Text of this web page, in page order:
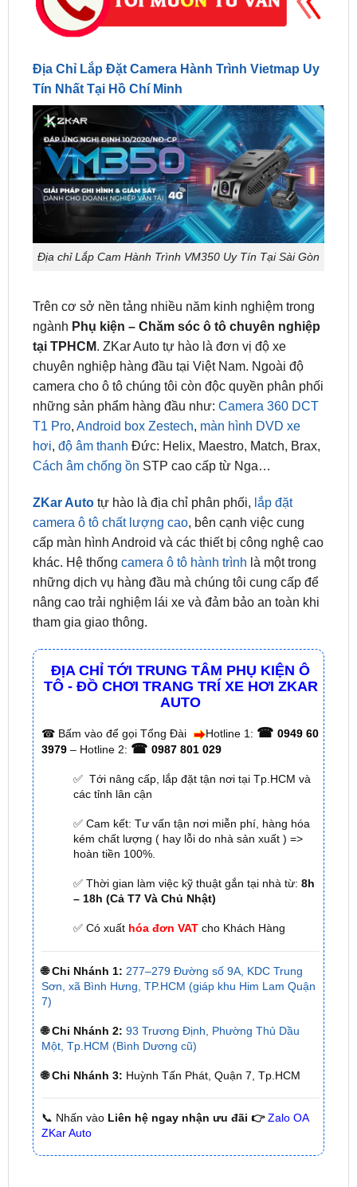
Địa Chỉ Lắp Đặt Camera Hành Trình Vietmap Uy
Địa chỉ Lắp Cam Hành Trình VM350 Uy Tín Tại Sài Gòn
Trên cơ sở nền tảng nhiều năm kinh nghiệm trong
tại TPHCM . ZKar Auto tự hào là đơn vị độ xe
chuyên nghiệp hàng đầu tại Việt Nam. Ngoài độ
camera cho ô tô chúng tôi còn độc quyền phân phối
những sản phẩm hàng đầu như: Camera 360 DCT
T1 Pro, Android box Zestech,màn hình DVD xe
hơi,độ âm thanhĐức: Helix, Maestro, Match, Brax,
Cách âm chống ồnSTP cao cấp từ Nga…
ZKar Autotự hào là địa chỉ phân phối,lắp đặt
cấp màn hình Android và các thiết bị công nghệ cao
khác. Hệ thốngcamera ô tô hành trình là một trong
những dịch vụ hàng đầu mà chúng tôi cung cấp để
nâng cao trải nghiệm lái xe và đảm bảo an toàn khi
tham gia giao thông.
ĐỊA CHỈ TỚI TRUNG TÂM PHỤ KIỆN Ô
☎Bấm vào để gọi Tổng Đài Hotline 1:☎ 0949 60
0987 801 029
✅ Tới nâng cấp, lắp đặt tận nơi tại Tp.HCM và
các tỉnh lân cận
✅ Cam kết: Tư vấn tận nơi miễn phí, hàng hóa
kém chất lượng ( hay lỗi do nhà sản xuất ) =>
✅ Thời gian làm việc kỹ thuật gắn tại nhà từ:8h
– 18h (Cả T7 Và Chủ Nhật)
✅ Có xuấthóa đơn VATcho Khách Hàng
🌐 Chi Nhánh 1: 277–279 Đường số 9A, KDC Trung
🌐 Chi Nhánh 2: 93 Trương Định, Phường Thủ Dầu
Một, Tp.HCM (Bình Dương cũ)
🌐 Chi Nhánh 3: Huỳnh Tấn Phát, Quận 7, Tp.HCM
📞 Nhấn vàoLiên hệ ngay nhận ưu đãi 👉 Zalo OA